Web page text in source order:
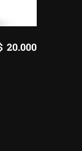
20.000